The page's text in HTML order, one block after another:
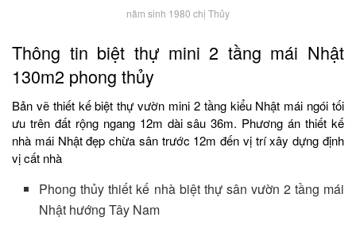
năm sinh 1980 chị Thủy
Thông tin biệt thự mini 2 tầng mái Nhật
130m2 phong thủy
Bản vẽ thiết kế biệt thự vườn mini 2 tầng kiểu Nhật mái ngói tối
ưu trên đất rộng ngang 12m dài sâu 36m. Phương án thiết kế
nhà mái Nhật đẹp chừa sân trước 12m đến vị trí xây dựng định
vị cất nhà
Phong thủy thiết kế nhà biệt thự sân vườn 2 tầng mái
Nhật hướng Tây Nam